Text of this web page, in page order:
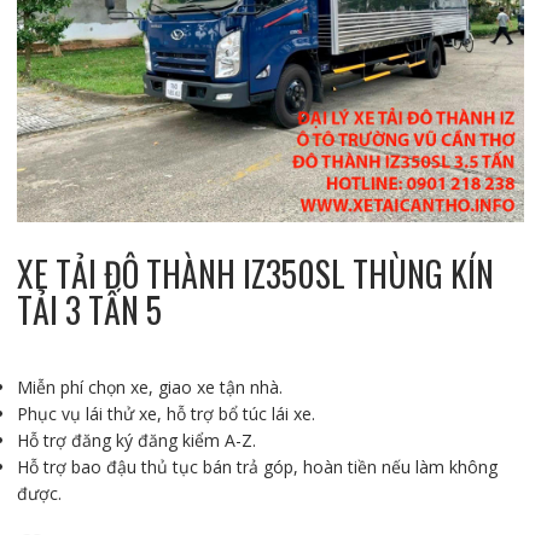
XE TẢI ĐÔ THÀNH IZ350SL THÙNG KÍN
TẢI 3 TẤN 5
Miễn phí chọn xe, giao xe tận nhà.
Phục vụ lái thử xe, hỗ trợ bổ túc lái xe.
Hỗ trợ đăng ký đăng kiểm A-Z.
Hỗ trợ bao đậu thủ tục bán trả góp, hoàn tiền nếu làm không
được.